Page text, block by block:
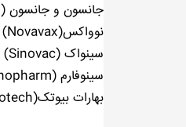
جانسون و جانسون (Johnson & Johnson)
نوواکس(Novavax)
سینواک (Sinovac)
سینوفارم (sinopharm)
بهارات بیوتک(Bharat Biotech)